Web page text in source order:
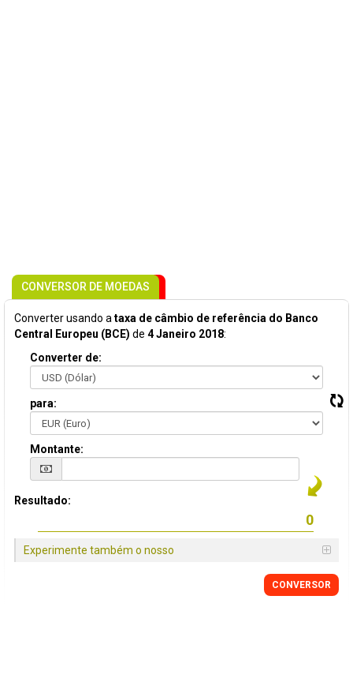
CONVERSOR DE MOEDAS
Converter usando a taxa de câmbio de referência do Banco
Central Europeu (BCE) de 4 Janeiro 2018:
Converter de:
para:
Montante:
Resultado:
Experimente também o nosso
CONVERSOR